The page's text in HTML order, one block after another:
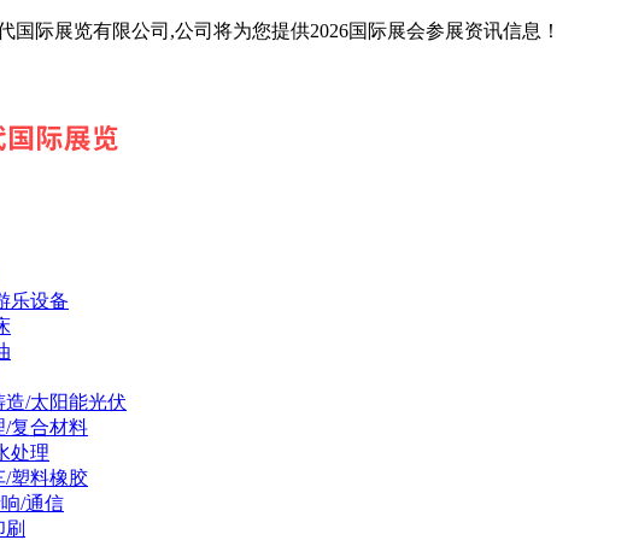
国际展览有限公司,公司将为您提供2026国际展会参展资讯信息！
乐设备
/太阳能光伏
/复合材料
处理
/塑料橡胶
/通信